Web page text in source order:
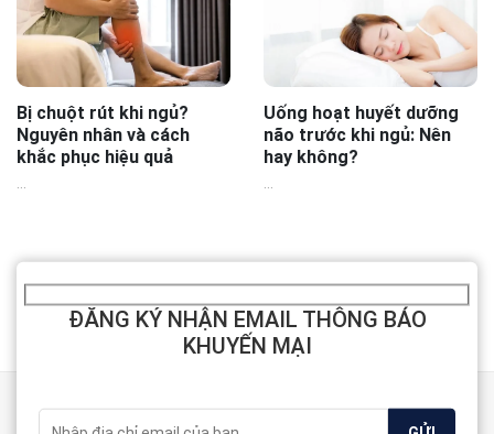
Bị chuột rút khi ngủ?
Nguyên nhân và cách
khắc phục hiệu quả
Uống hoạt huyết dưỡng
não trước khi ngủ: Nên
hay không?
ĐĂNG KÝ NHẬN EMAIL THÔNG BÁO
KHUYẾN MẠI